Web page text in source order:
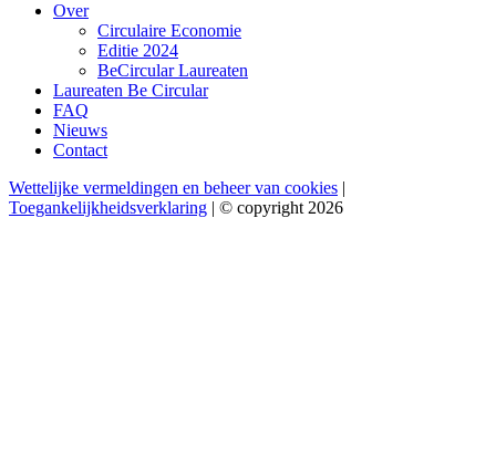
Over
Circulaire Economie
Editie 2024
BeCircular Laureaten
Laureaten Be Circular
FAQ
Nieuws
Contact
Wettelijke vermeldingen en beheer van cookies |
Toegankelijkheidsverklaring | © copyright 2026